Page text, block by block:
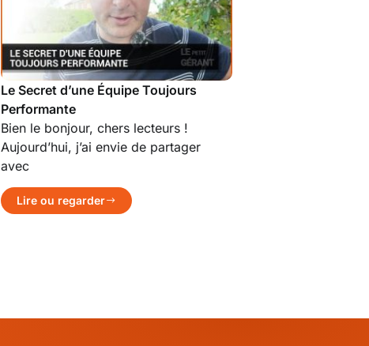
Le Secret d’une Équipe Toujours
Performante
Bien le bonjour, chers lecteurs !
Aujourd’hui, j’ai envie de partager
avec
Lire ou regarder